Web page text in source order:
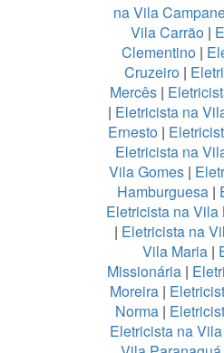
na Vila
Vila Carrão|
Clementino|
Cruzeiro |
Mercês|
| Eletricista na
Ernesto|
Eletricista na
Vila Gomes |
Hamburguesa|
Eletricista na Vila
| Eletricista na
Vila Maria|
Missionária |
Moreira|
Norma|
Eletricista na